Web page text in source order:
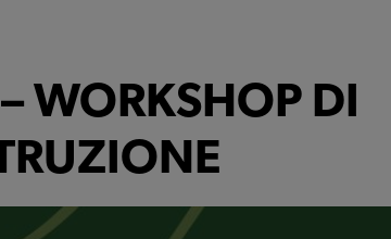
WORKSHOP DI